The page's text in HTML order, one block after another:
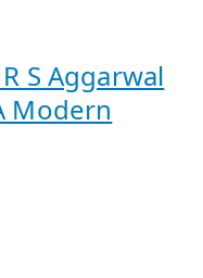
S Aggarwal
Modern